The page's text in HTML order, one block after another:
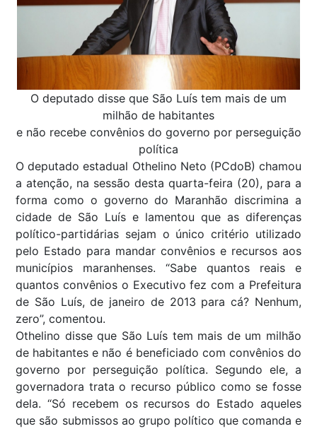
O deputado disse que São Luís tem mais de um
milhão de habitantes
e não recebe convênios do governo por perseguição
política
O deputado estadual Othelino Neto (PCdoB) chamou
a atenção, na sessão desta quarta-feira (20), para a
forma como o governo do Maranhão discrimina a
cidade de São Luís e lamentou que as diferenças
político-partidárias sejam o único critério utilizado
pelo Estado para mandar convênios e recursos aos
municípios maranhenses. “Sabe quantos reais e
quantos convênios o Executivo fez com a Prefeitura
de São Luís, de janeiro de 2013 para cá? Nenhum,
zero”, comentou.
Othelino disse que São Luís tem mais de um milhão
de habitantes e não é beneficiado com convênios do
governo por perseguição política. Segundo ele, a
governadora trata o recurso público como se fosse
dela. “Só recebem os recursos do Estado aqueles
que são submissos ao grupo político que comanda e